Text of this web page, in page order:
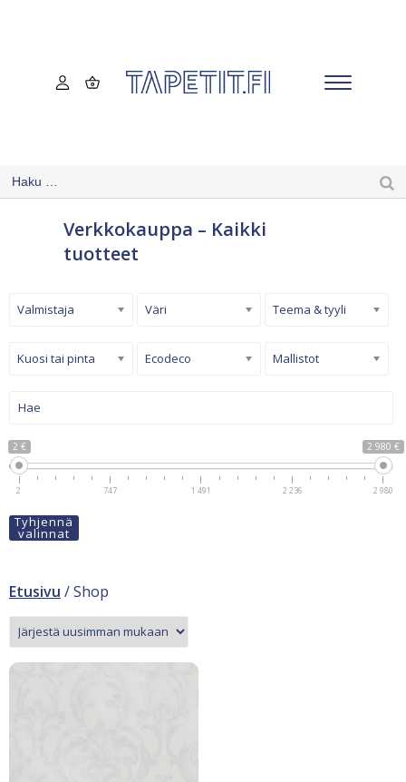
Verkkokauppa – Kaikki
tuotteet
2 € 2 980 €
2 747 1 491 2 236 2 980
Valmistaja Väri Teema & tyyli
Kuosi tai pinta Ecodeco Mallistot
Tyhjennä
valinnat
Etusivu / Shop